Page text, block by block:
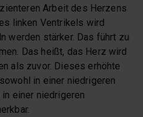
Arbeit des Herzens
linken Ventrikels wird
werden stärker. Das führt zu
Das heißt, das Herz wird
als zuvor. Dieses erhöhte
in einer niedrigeren
einer niedrigeren